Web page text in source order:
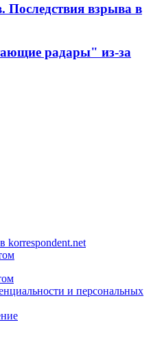
Последствия взрыва в
радары" из-за
korrespondent.net
и персональных